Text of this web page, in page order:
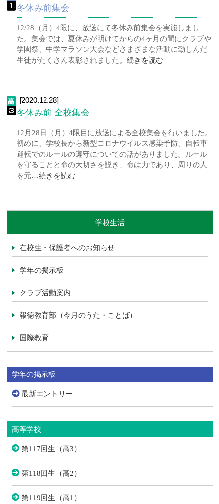
冬休み前集会
12/28（月）4限に、放送にて冬休み前集会を実施しまし
た。集会では、夏休みが明けてからの4ヶ月の間にクラブや
学園祭、中学マラソン大会などさまざまな活動に勤しんだ
生徒がたくさん表彰されました。続きを読む
[2020.12.28]
冬休み前 全校集会
12月28日（月）4限目に放送による全校集会を行いました。
初めに、学校長から新型コロナウイルス感染予防、自転車
運転でのルールの遵守についての話がありました。ルール
を守ることと命の大切さを説き、命は力であり、周りの人
を元…続きを読む
学校生活
在校生・保護者へのお知らせ
学年の掲示板
クラブ活動案内
報徳教育部（今月のうた・ことば）
国際教育
学年の掲示板
最新エントリー
高等学校
第117回生（高3）
第118回生（高2）
第119回生（高1）